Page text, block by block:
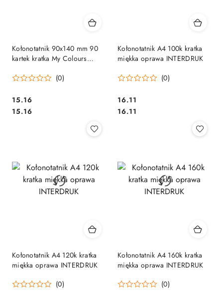
Kołonotatnik 90x140 mm 90
kartek kratka My Colours
(0)
Cena:
15.16
Cena:
15.16
Kołonotatnik A4 100k kratka
miękka oprawa INTERDRUK
(0)
Cena:
16.11
Cena:
16.11
Kołonotatnik A4 120k kratka
miękka oprawa INTERDRUK
(0)
Kołonotatnik A4 160k kratka
miękka oprawa INTERDRUK
(0)